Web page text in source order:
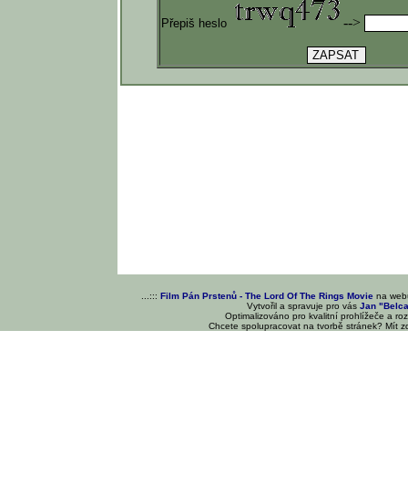
Přepiš heslo -->
...::: Film Pán Prstenů - The Lord Of The Rings Movie na
Vytvořil a spravuje pro vásJan
Optimalizováno pro kvalitní prohlížeče a
Chcete spolupracovat na tvorbě stránek? Mít